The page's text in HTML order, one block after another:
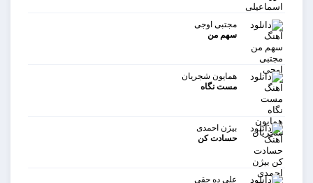
مجتبی اوجی
سهم من
همایون شجریان
مست نگاه
بیژن احمدی
حسادت کن
علی ده حقی